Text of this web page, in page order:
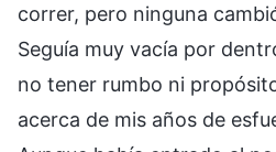
correr, pero ninguna
Seguía muy vacía por
no tener rumbo ni
acerca de mis años de